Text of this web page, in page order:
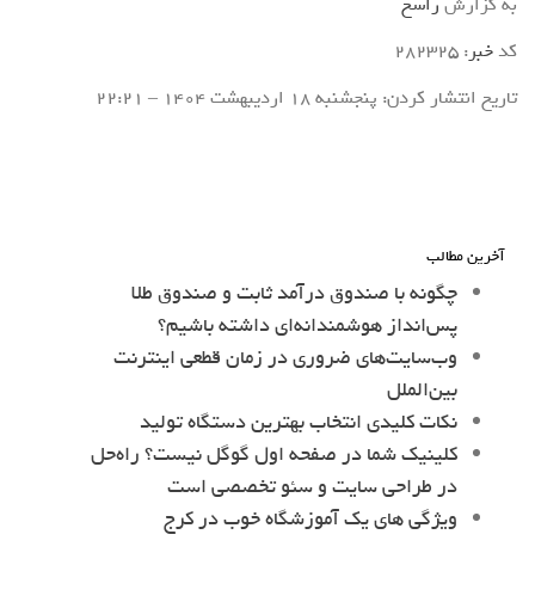
کدخبر: 282325
تاریخ انتشار کردن: پنجشنبه 18 ارديبهشت 1404 – 22:21
آخرین مطالب
چگونه با صندوق درآمد ثابت و صندوق طلا
پس‌انداز هوشمندانه‌ای داشته باشیم؟
وب‌سایت‌های ضروری در زمان قطعی اینترنت
بین‌الملل
نکات کلیدی انتخاب بهترین دستگاه تولید
کلینیک شما در صفحه اول گوگل نیست؟ راه‌حل
در طراحی سایت و سئو تخصصی است
ویژگی های یک آموزشگاه خوب در کرج